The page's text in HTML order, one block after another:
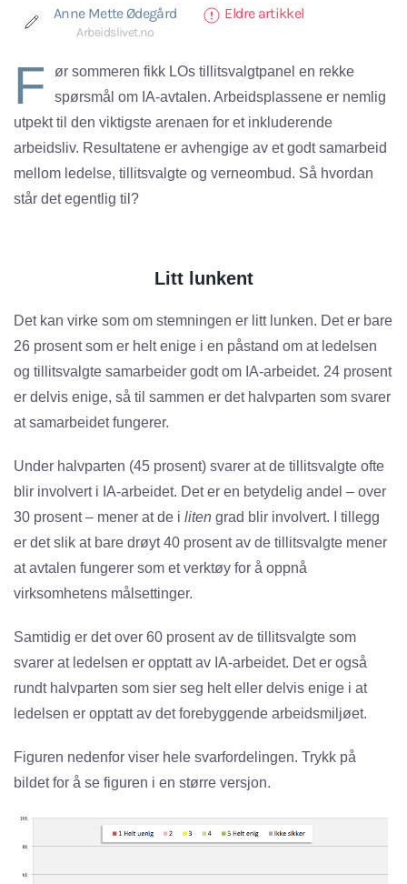
Anne Mette Ødegård
Arbeidslivet.no
Eldre artikkel
F
ør sommeren fikk LOs tillitsvalgtpanel en rekke
spørsmål om IA-avtalen. Arbeidsplassene er nemlig
utpekt til den viktigste arenaen for et inkluderende
arbeidsliv. Resultatene er avhengige av et godt samarbeid
mellom ledelse, tillitsvalgte og verneombud. Så hvordan
står det egentlig til?
Litt lunkent
Det kan virke som om stemningen er litt lunken. Det er bare
26 prosent som er helt enige i en påstand om at ledelsen
og tillitsvalgte samarbeider godt om IA-arbeidet. 24 prosent
er delvis enige, så til sammen er det halvparten som svarer
at samarbeidet fungerer.
Under halvparten (45 prosent) svarer at de tillitsvalgte ofte
blir involvert i IA-arbeidet. Det er en betydelig andel – over
30 prosent – mener at de i liten grad blir involvert. I tillegg
er det slik at bare drøyt 40 prosent av de tillitsvalgte mener
at avtalen fungerer som et verktøy for å oppnå
virksomhetens målsettinger.
Samtidig er det over 60 prosent av de tillitsvalgte som
svarer at ledelsen er opptatt av IA-arbeidet. Det er også
rundt halvparten som sier seg helt eller delvis enige i at
ledelsen er opptatt av det forebyggende arbeidsmiljøet.
Figuren nedenfor viser hele svarfordelingen. Trykk på
bildet for å se figuren i en større versjon.